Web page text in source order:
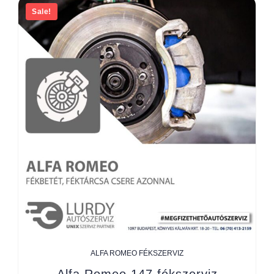
Sale!
ALFA ROMEO FÉKSZERVIZ